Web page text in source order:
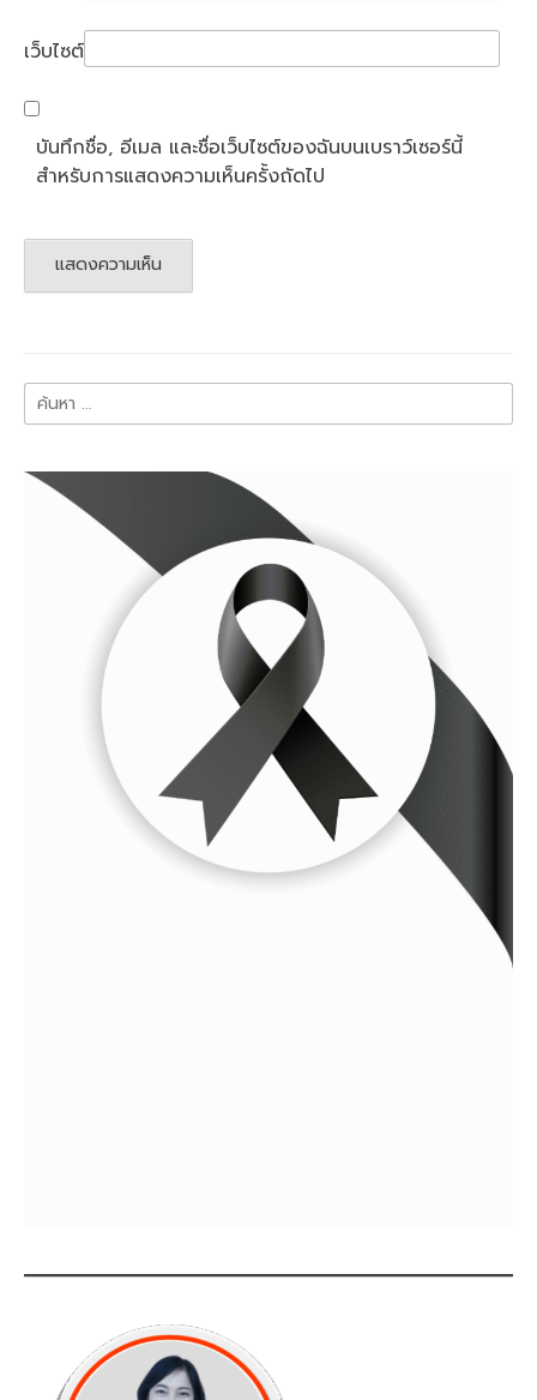
เว็บไซต์
บันทึกชื่อ, อีเมล และชื่อเว็บไซต์ของฉันบนเบราว์เซอร์นี้
สำหรับการแสดงความเห็นครั้งถัดไป
ค้นหา
สำหรับ: